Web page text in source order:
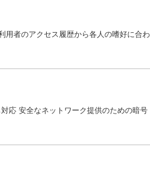
用者のアクセス履歴から各人の嗜好に合わ
応 安全なネットワーク提供のための暗号